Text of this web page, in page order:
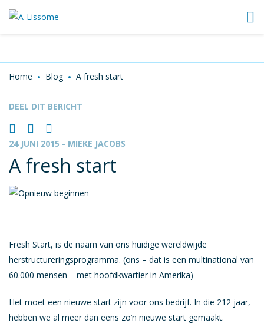
Outplacement
Employee assistance program
Loopbaanplatform
Heeft u een vraag
VDAB Loopbaancheque
Gratis testen
Home Blog A fresh start
DEEL DIT BERICHT
24 JUNI 2015 - MIEKE JACOBS
A fresh start
Fresh Start, is de naam van ons huidige wereldwijde
herstructureringsprogramma. (ons – dat is een multinational van
60.000 mensen – met hoofdkwartier in Amerika)
Het moet een nieuwe start zijn voor ons bedrijf. In die 212 jaar,
hebben we al meer dan eens zo’n nieuwe start gemaakt.